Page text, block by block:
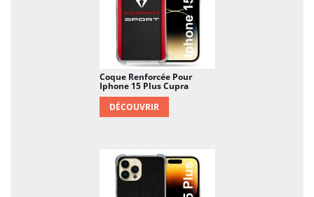
Coque Renforcée Pour
Iphone 15 Plus Cupra
DÉCOUVRIR